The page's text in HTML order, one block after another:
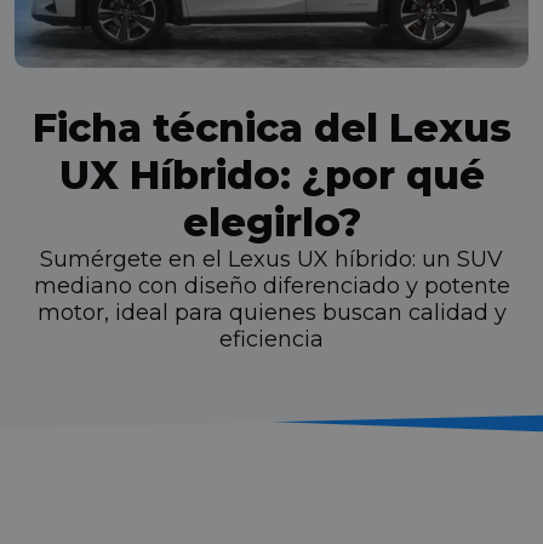
Ficha técnica del Lexus
UX Híbrido: ¿por qué
elegirlo?
Sumérgete en el Lexus UX híbrido: un SUV
mediano con diseño diferenciado y potente
motor, ideal para quienes buscan calidad y
eficiencia